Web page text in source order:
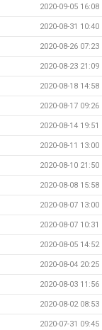
2020-09-05 16:08
2020-08-31 10:40
2020-08-26 07:23
2020-08-23 21:09
2020-08-18 14:58
2020-08-17 09:26
2020-08-14 19:51
2020-08-11 13:00
2020-08-10 21:50
2020-08-08 15:58
2020-08-07 13:00
2020-08-07 10:31
2020-08-05 14:52
2020-08-04 20:25
2020-08-03 11:56
2020-08-02 08:53
2020-07-31 09:45